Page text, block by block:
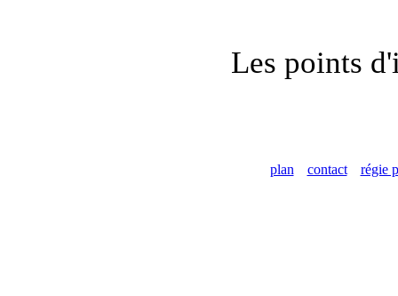
Les points
plan contact régie